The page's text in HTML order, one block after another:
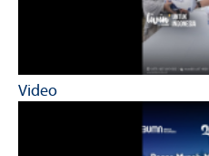
Video